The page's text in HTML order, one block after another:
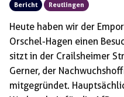
Bericht Reutlingen
Heute haben wir der
Orschel-Hagen einen
sitzt in der Crailsheimer
Gerner, der
mitgegründet.